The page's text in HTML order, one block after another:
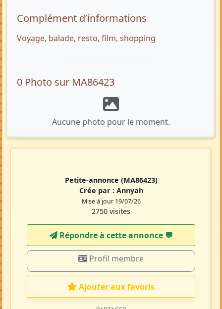
Complément d’informations
Voyage, balade, resto, film, shopping
0 Photo sur MA86423
Aucune photo pour le moment.
Petite-annonce (MA86423)
Crée par : Annyah
Mise à jour 19/07/26
2750 visites
Répondre à cette annonce 💬​
Profil membre
Ajouter aux favoris